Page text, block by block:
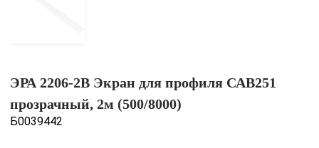
ЭРА 2206-2B Экран для профиля САВ251
прозрачный, 2м (500/8000)
Б0039442